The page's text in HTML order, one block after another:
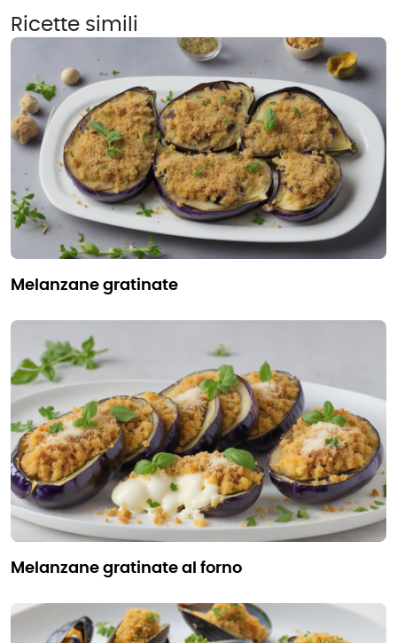
Ricette simili
melanzane gratinate
melanzane gratinate al forno